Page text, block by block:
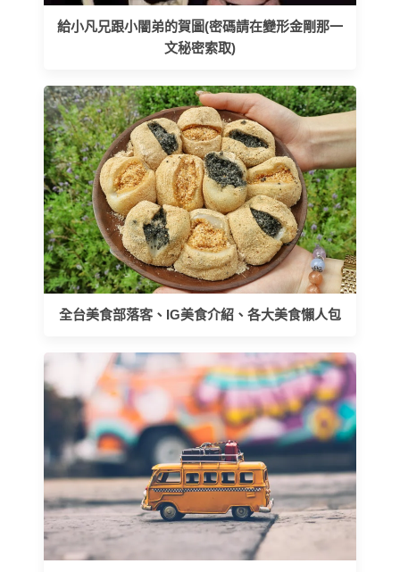
給小凡兄跟小闇弟的賀圖(密碼請在變形金剛那一
文秘密索取)
全台美食部落客、IG美食介紹、各大美食懶人包